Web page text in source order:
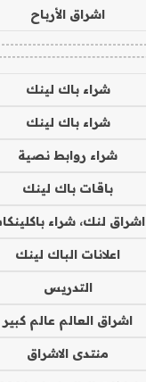
اشراق الأرباح
شراء باك لينك
شراء باك لينك
شراء روابط نصية
باقات باك لينك
اشراق لنك، شراء
اعلانات الباك لينك
التدريس
اشراق العالم عالم كبير
منتدى الاشراق